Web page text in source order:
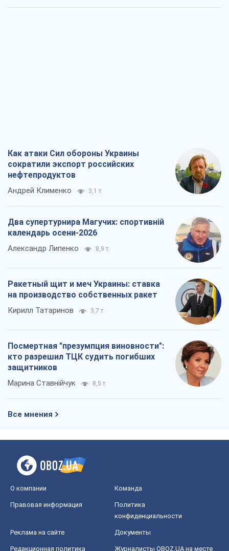
Как атаки Сил обороны Украины
сократили экспорт российских
нефтепродуктов
Андрей Клименко 3,1 т.
Два супертурнира Магучих: спортивній
календарь осени-2026
Александр Липенко 8,9 т.
Ракетный щит и меч Украины: ставка
на производство собственных ракет
Кирилл Татаринов 3,7 т.
Посмертная "презумпция виновности":
кто разрешил ТЦК судить погибших
защитников
Марина Ставнійчук 8,5 т.
Все мнения
О компании Команда
Правовая информация
Политика
конфиденциальности
Реклама на сайте Документы
Редакционная политика
Журналисты OBOZ.UA на месте